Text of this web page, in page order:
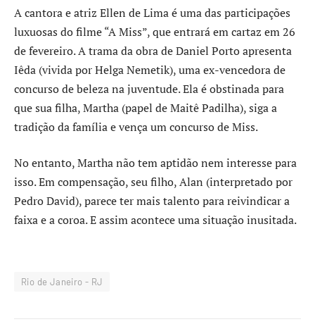
A cantora e atriz Ellen de Lima é uma das participações
luxuosas do filme “A Miss”, que entrará em cartaz em 26
de fevereiro. A trama da obra de Daniel Porto apresenta
Iêda (vivida por Helga Nemetik), uma ex-vencedora de
concurso de beleza na juventude. Ela é obstinada para
que sua filha, Martha (papel de Maitê Padilha), siga a
tradição da família e vença um concurso de Miss.
No entanto, Martha não tem aptidão nem interesse para
isso. Em compensação, seu filho, Alan (interpretado por
Pedro David), parece ter mais talento para reivindicar a
faixa e a coroa. E assim acontece uma situação inusitada.
Rio de Janeiro - RJ